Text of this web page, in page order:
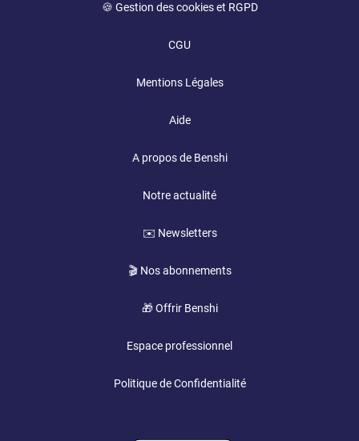
🍪 Gestion des cookies et RGPD
CGU
Mentions Légales
Aide
A propos de Benshi
Notre actualité
✉️ Newsletters
🎬 Nos abonnements
🎁 Offrir Benshi
Espace professionnel
Politique de Confidentialité